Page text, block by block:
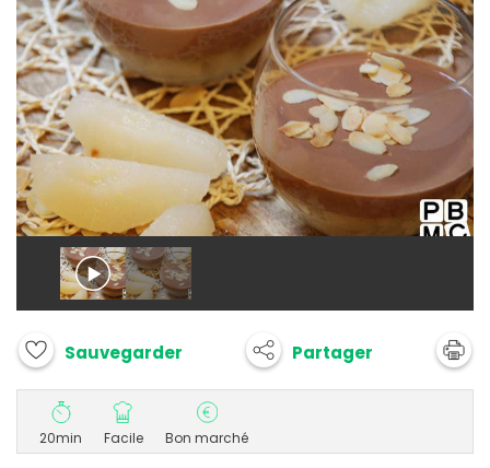
Sauvegarder Partager
20min Facile Bon marché